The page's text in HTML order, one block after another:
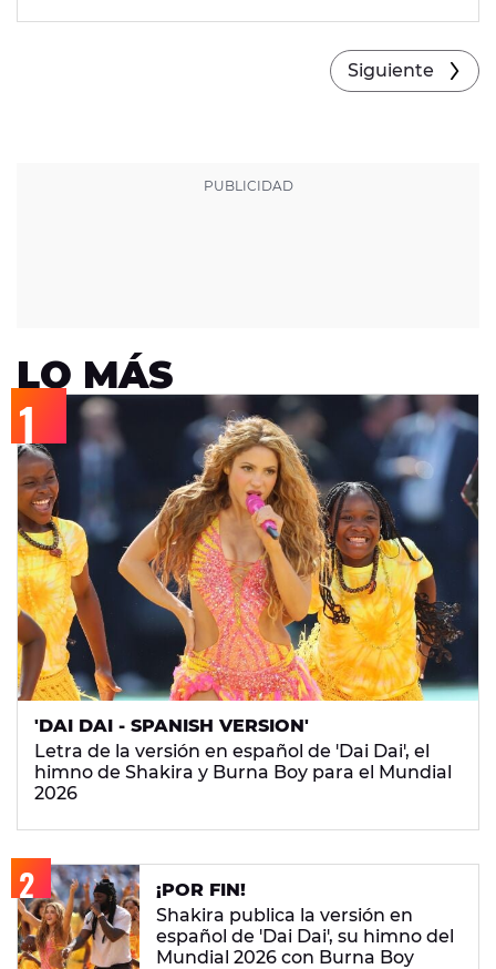
Siguiente
LO MÁS
'DAI DAI - SPANISH VERSION'
Letra de la versión en español de 'Dai Dai', el
himno de Shakira y Burna Boy para el Mundial
2026
¡POR FIN!
Shakira publica la versión en
español de 'Dai Dai', su himno del
Mundial 2026 con Burna Boy